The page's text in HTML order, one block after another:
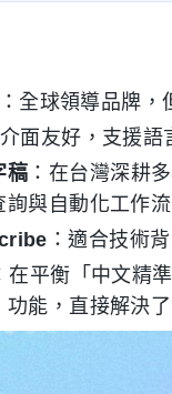
：全球領導品牌
介面友好，支援
稿 ：在台灣深耕
詢與自動化工作流
：適合技術
在平衡「中文精
功能，直接解決